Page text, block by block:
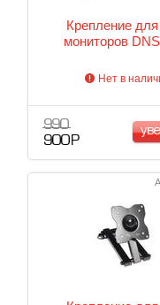
Крепление
мониторов
Нет в
990
900 Р